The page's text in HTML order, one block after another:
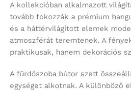
A kollekcióban alkalmazott
tovább fokozzák a prémium
és a háttérvilágított elemek
atmoszférát teremtenek. A
praktikusak, hanem dekorációs
A fürdőszoba bútor szett
egységet alkotnak. A különböző